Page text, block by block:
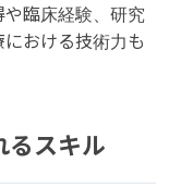
臨床経験、研究
おける技術力も
るスキル